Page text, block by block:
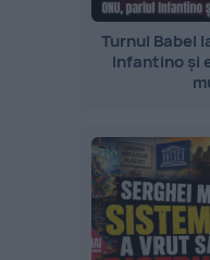
Turnul Babel
Infantino și